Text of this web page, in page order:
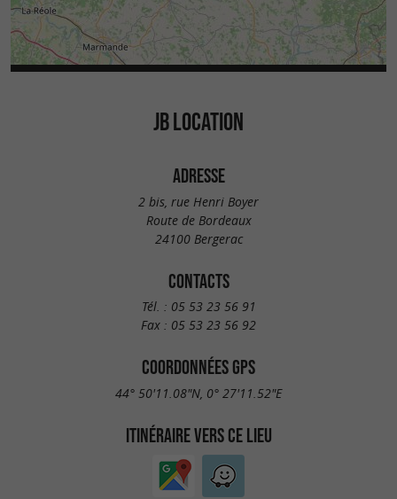
JB LOCATION
ADRESSE
2 bis, rue Henri Boyer
Route de Bordeaux
24100 Bergerac
CONTACTS
Tél. : 05 53 23 56 91
Fax : 05 53 23 56 92
COORDONNÉES GPS
44° 50'11.08"N, 0° 27'11.52"E
ITINÉRAIRE VERS CE LIEU